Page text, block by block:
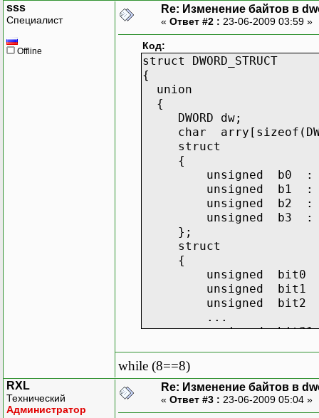
sss
Специалист
Offline
Re: Изменение байтов в
« Ответ #2 : 23-06-2009 03:59 »
Код:
struct DWORD_STRUCT
{
union
{
DWORD dw;
char
struct
{
unsigned b0 :
unsigned b1 :
unsigned b2 :
unsigned b3 :
};
struct
{
unsigned bit0
unsigned bit1
unsigned bit2
...
unsigned bit31
};
while (8==8)
RXL
Технический
Администратор
Re: Изменение байтов в
« Ответ #3 : 23-06-2009 05:04 »